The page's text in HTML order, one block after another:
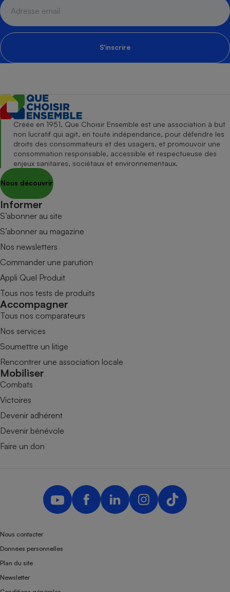
S'inscrire
Créée en 1951, Que Choisir Ensemble est une association à but
non lucratif qui agit, en toute indépendance, pour défendre les
droits des consommateurs et des usagers, et promouvoir une
consommation responsable, accessible et respectueuse des
enjeux sanitaires, sociétaux et environnementaux.
Nous découvrir
Informer
S’abonner au site
S’abonner au magazine
Nos newsletters
Commander une parution
Appli Quel Produit
Tous nos tests de produits
Accompagner
Tous nos comparateurs
Nos services
Soumettre un litige
Rencontrer une association locale
Mobiliser
Combats
Victoires
Devenir adhérent
Devenir bénévole
Faire un don
Nous contacter
Données personnelles
Plan du site
Newsletter